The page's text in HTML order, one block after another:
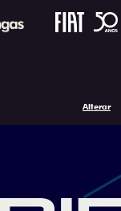
Alterar